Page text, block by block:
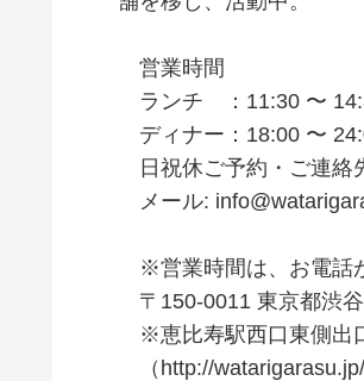
営業時間
ランチ ：11:30 〜
ディナー：18:00 〜
日祝休ご予約・ご連絡
メール:
※営業時間は、お電話
〒150-0011 東京都渋
※恵比寿駅西口東側出
（ http://watarigarasu.jp/